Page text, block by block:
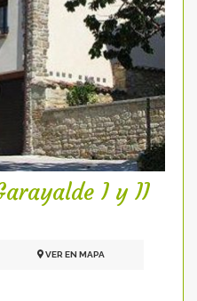
I y II
VER EN MAPA